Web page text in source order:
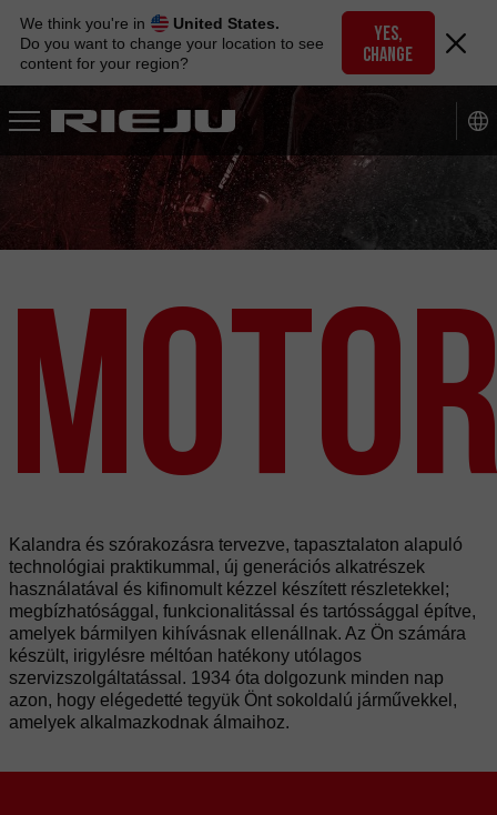
navigation
content
We think you're in
United States.
Do you want to change your location to see
content for your region?
YES,
CHANGE
Kalandra és szórakozásra tervezve, tapasztalaton alapuló
technológiai praktikummal, új generációs alkatrészek
használatával és kifinomult kézzel készített részletekkel;
megbízhatósággal, funkcionalitással és tartóssággal építve,
amelyek bármilyen kihívásnak ellenállnak. Az Ön számára
készült, irigylésre méltóan hatékony utólagos
szervizszolgáltatással. 1934 óta dolgozunk minden nap
azon, hogy elégedetté tegyük Önt sokoldalú járművekkel,
amelyek alkalmazkodnak álmaihoz.